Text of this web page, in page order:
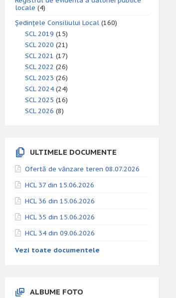
locale (4)
Ședințele Consiliului Local (160)
SCL 2019 (15)
SCL 2020 (21)
SCL 2021 (17)
SCL 2022 (26)
SCL 2023 (26)
SCL 2024 (24)
SCL 2025 (16)
SCL 2026 (8)
ULTIMELE DOCUMENTE
Ofertă de vânzare teren 08.07.2026
HCL 37 din 15.06.2026
HCL 36 din 15.06.2026
HCL 35 din 15.06.2026
HCL 34 din 09.06.2026
Vezi toate documentele
ALBUME FOTO